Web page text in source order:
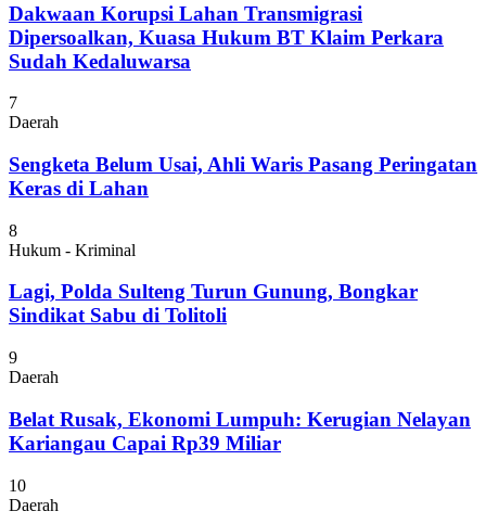
Dakwaan Korupsi Lahan Transmigrasi
Dipersoalkan, Kuasa Hukum BT Klaim Perkara
Sudah Kedaluwarsa
7
Daerah
Sengketa Belum Usai, Ahli Waris Pasang Peringatan
Keras di Lahan
8
Hukum - Kriminal
Lagi, Polda Sulteng Turun Gunung, Bongkar
Sindikat Sabu di Tolitoli
9
Daerah
Belat Rusak, Ekonomi Lumpuh: Kerugian Nelayan
Kariangau Capai Rp39 Miliar
10
Daerah